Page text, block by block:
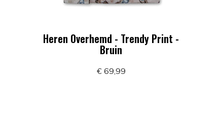
Heren Overhemd - Trendy Print -
Bruin
€ 69,99